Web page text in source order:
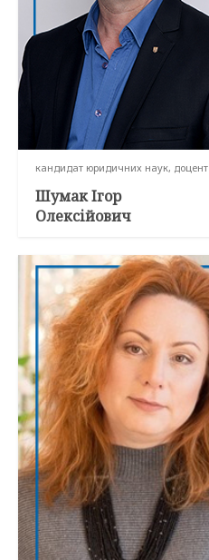
кандидат юридичних наук, доцент
Шумак Ігор
Олексійович